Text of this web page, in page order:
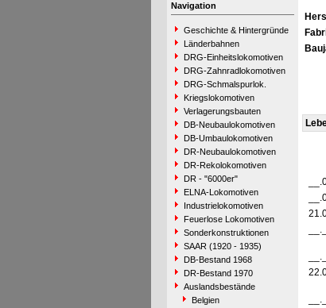
Navigation
Geschichte & Hintergründe
Länderbahnen
DRG-Einheitslokomotiven
DRG-Zahnradlokomotiven
DRG-Schmalspurlok.
Kriegslokomotiven
Verlagerungsbauten
DB-Neubaulokomotiven
DB-Umbaulokomotiven
DR-Neubaulokomotiven
DR-Rekolokomotiven
DR - "6000er"
ELNA-Lokomotiven
Industrielokomotiven
Feuerlose Lokomotiven
Sonderkonstruktionen
SAAR (1920 - 1935)
DB-Bestand 1968
DR-Bestand 1970
Auslandsbestände
Belgien